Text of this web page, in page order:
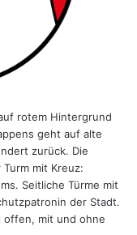
rotem Hintergrund
geht auf alte
zurück. Die
mit Kreuz:
Seitliche Türme mit
der Stadt.
offen, mit und ohne